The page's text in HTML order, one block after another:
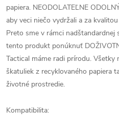
papiera. NEODOLATEĽNE
aby veci niečo vydržali a za
Preto sme v rámci
tento produkt ponúknuť
Tactical máme radi prírodu. Všetky
škatuliek z recyklovaného papiera
životné prostredie.
Kompatibilita: